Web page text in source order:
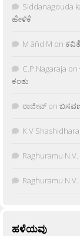
Siddanagouda
ಹೇಳಿಕೆ
M âñd M on
C.P.Nagaraja on
ಕಂತು
ರಾಜೀವ್ on
K.V Shashidhara
Raghuramu N.V.
Raghuramu N.V.
ಹಳೆಯವು